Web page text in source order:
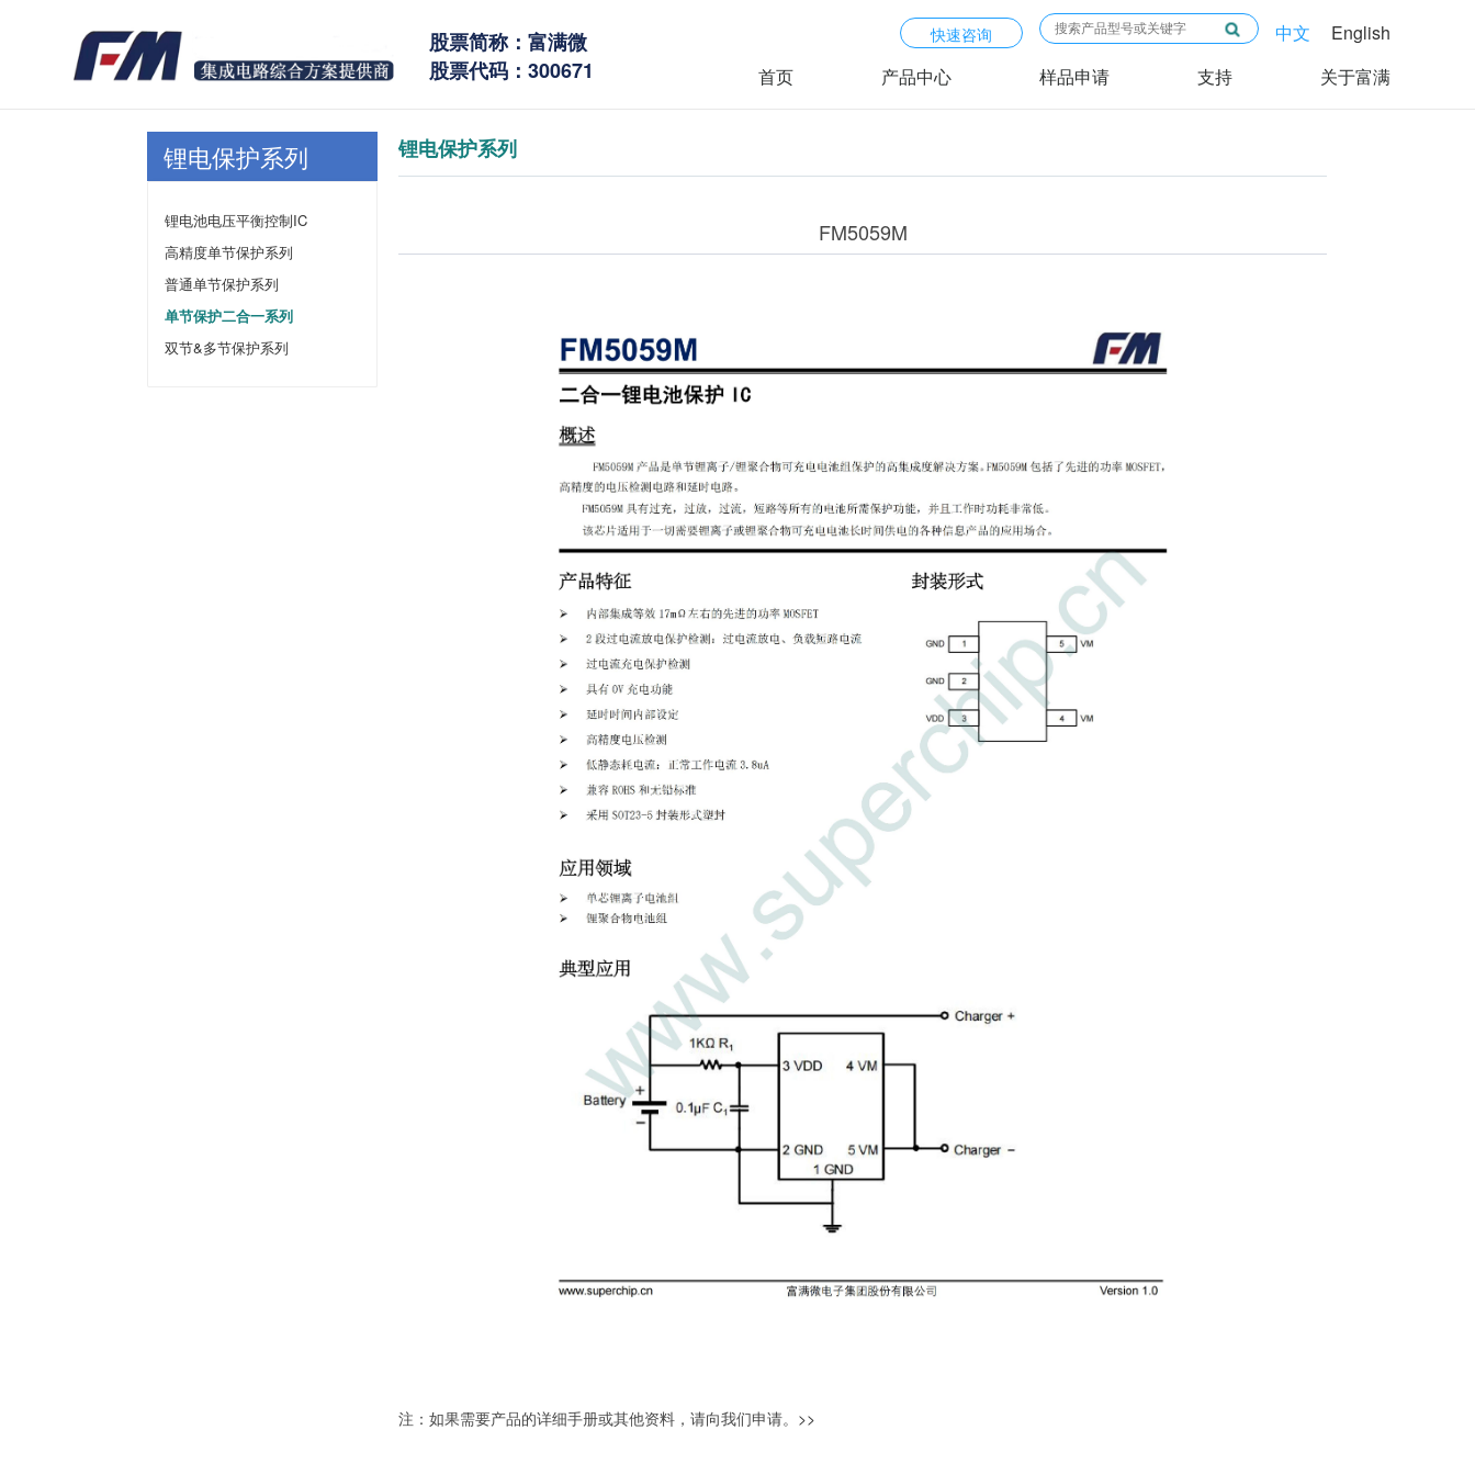
股票简称：富满微
股票代码：300671
快速咨询 中文
English
首页
产品中心 样品申请 支持 关于富满
锂电保护系列
锂电池电压平衡控制IC
高精度单节保护系列
普通单节保护系列
单节保护二合一系列
双节&多节保护系列
锂电保护系列
FM5059M
注：如果需要产品的详细手册或其他资料，请向我们申请。 >>